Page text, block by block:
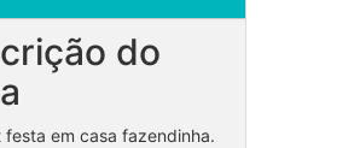
do
festa em casa fazendinha.